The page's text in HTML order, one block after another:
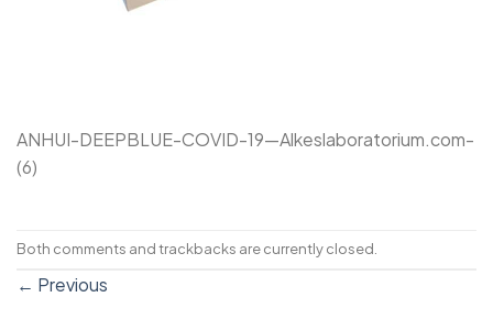
ANHUI-DEEPBLUE-COVID-19—Alkeslaboratorium.com-
(6)
Both comments and trackbacks are currently closed.
← Previous